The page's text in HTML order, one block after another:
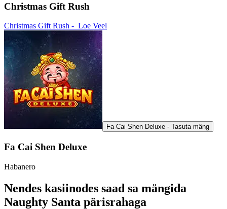
Christmas Gift Rush
Christmas Gift Rush - Loe Veel
Fa Cai Shen Deluxe - Tasuta mäng
Fa Cai Shen Deluxe
Habanero
Nendes kasiinodes saad sa mängida
Naughty Santa pärisrahaga